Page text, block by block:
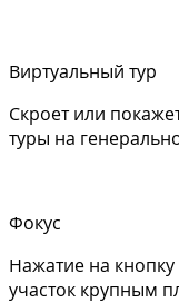
Виртуальный тур
Скроет или
туры на
Фокус
Нажатие на
участок крупным